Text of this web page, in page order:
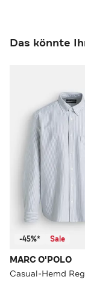
Das könnte
-45%* Sale
MARC O'POLO
Casual-Hemd